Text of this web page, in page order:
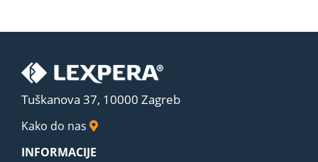
Tuškanova 37, 10000 Zagreb
Kako do nas
INFORMACIJE